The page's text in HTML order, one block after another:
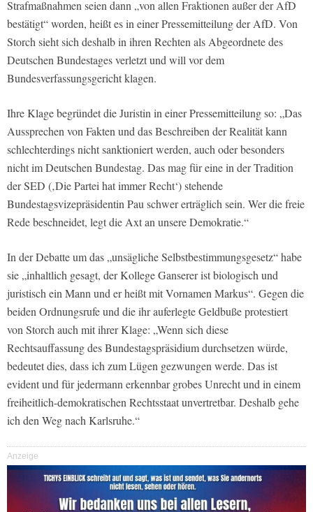
Strafmaßnahmen seien dann „von allen Fraktionen außer der AfD
bestätigt“ worden, heißt es in einer Pressemitteilung der AfD. Von
Storch sieht sich deshalb in ihren Rechten als Abgeordnete des
Deutschen Bundestages verletzt und will vor dem
Bundesverfassungsgericht klagen.
Ihre Klage begründet die Juristin in einer Pressemitteilung so: „Das
Aussprechen von Fakten und das Beschreiben der Realität kann
schlechterdings nicht sanktioniert werden, auch oder besonders
nicht im Deutschen Bundestag. Das mag für eine in der Tradition
der SED (‚Die Partei hat immer Recht‘) stehende
Bundestagsvizepräsidentin Pau schwer erträglich sein. Wer die freie
Rede beschneidet, legt die Axt an unsere Demokratie.“
In der Debatte um das „unsägliche Selbstbestimmungsgesetz“ habe
sie „inhaltlich gesagt, der Kollege Ganserer ist biologisch und
juristisch ein Mann und er heißt mit Vornamen Markus“. Gegen die
beiden Ordnungsrufe und die ihr auferlegte Geldbuße protestiert
von Storch auch mit ihrer Klage: „Wenn sich diese
Rechtsauffassung des Bundestagspräsidium durchsetzen würde,
bedeutet dies, dass ich zum Lügen gezwungen werde. Das ist
evident und für jedermann erkennbar grobes Unrecht und in einem
freiheitlich-demokratischen Rechtsstaat unvertretbar. Deshalb gehe
ich den Weg nach Karlsruhe.“
Anzeige